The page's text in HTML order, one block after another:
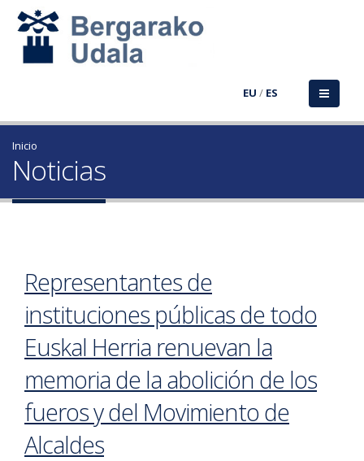
EU / ES
Inicio
Noticias
Representantes de
instituciones públicas de todo
Euskal Herria renuevan la
memoria de la abolición de los
fueros y del Movimiento de
Alcaldes